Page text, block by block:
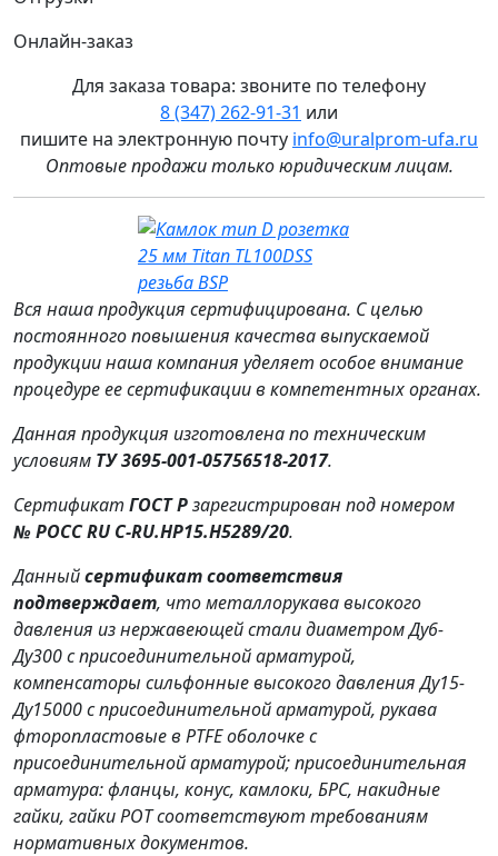
Онлайн-заказ
Для заказа товара: звоните по телефону
8 (347) 262‑91‑31 или
пишите на электронную почту info@uralprom-ufa.ru
Оптовые продажи только юридическим лицам.
Вся наша продукция сертифицирована. С целью
постоянного повышения качества выпускаемой
продукции наша компания уделяет особое внимание
процедуре ее сертификации в компетентных органах.
Данная продукция изготовлена по техническим
условиям ТУ 3695‑001‑05756518‑2017.
Сертификат ГОСТ Рзарегистрирован под номером
№ РОСС RU C‑RU.HP15.H5289/20.
Данныйсертификат соответствия
подтверждает, что металлорукава высокого
давления из нержавеющей стали диаметром Ду6-
Ду300 с присоединительной арматурой,
компенсаторы сильфонные высокого давления Ду15-
Ду15000 с присоединительной арматурой, рукава
фторопластовые в PTFE оболочке с
присоединительной арматурой; присоединительная
арматура: фланцы, конус, камлоки, БРС, накидные
гайки, гайки РОТ соответствуют требованиям
нормативных документов.